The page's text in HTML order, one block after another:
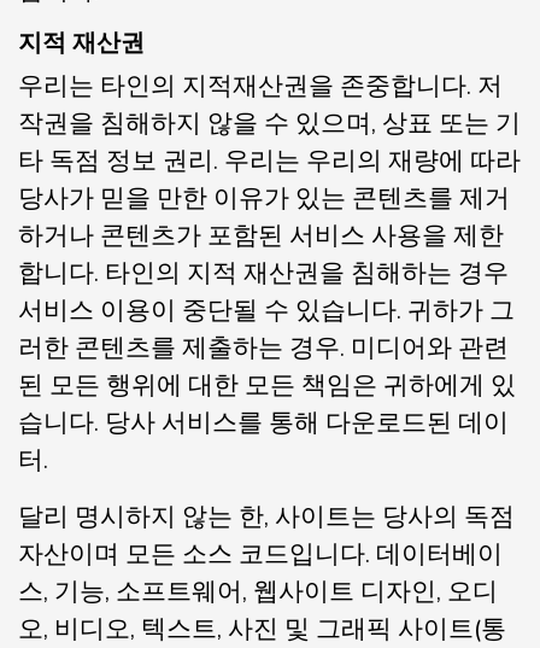
지적 재산권
우리는 타인의 지적재산권을 존중합니다. 저
작권을 침해하지 않을 수 있으며, 상표 또는 기
타 독점 정보 권리. 우리는 우리의 재량에 따라
당사가 믿을 만한 이유가 있는 콘텐츠를 제거
하거나 콘텐츠가 포함된 서비스 사용을 제한
합니다. 타인의 지적 재산권을 침해하는 경우
서비스 이용이 중단될 수 있습니다. 귀하가 그
러한 콘텐츠를 제출하는 경우. 미디어와 관련
된 모든 행위에 대한 모든 책임은 귀하에게 있
습니다. 당사 서비스를 통해 다운로드된 데이
터.
달리 명시하지 않는 한, 사이트는 당사의 독점
자산이며 모든 소스 코드입니다. 데이터베이
스, 기능, 소프트웨어, 웹사이트 디자인, 오디
오, 비디오, 텍스트, 사진 및 그래픽 사이트(통